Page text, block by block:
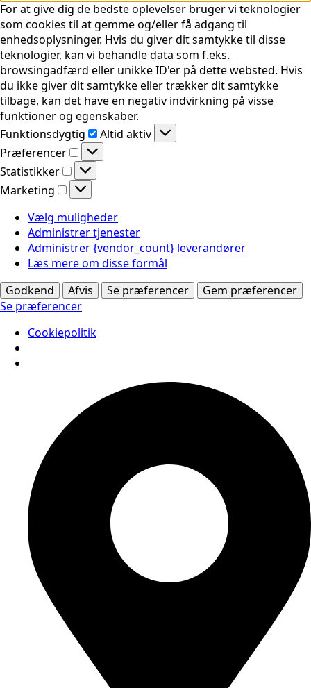
For at give dig de bedste oplevelser bruger vi teknologier
som cookies til at gemme og/eller få adgang til
enhedsoplysninger. Hvis du giver dit samtykke til disse
teknologier, kan vi behandle data som f.eks.
browsingadfærd eller unikke ID'er på dette websted. Hvis
du ikke giver dit samtykke eller trækker dit samtykke
tilbage, kan det have en negativ indvirkning på visse
funktioner og egenskaber.
Funktionsdygtig
Funktionsdygtig
Altid aktiv
Præferencer
Præferencer
Statistikker
Statistikker
Marketing
Marketing
Vælg muligheder
Administrer tjenester
Administrer {vendor_count} leverandører
Læs mere om disse formål
Godkend
Afvis Se præferencer
Gem præferencer
Se præferencer
Cookiepolitik